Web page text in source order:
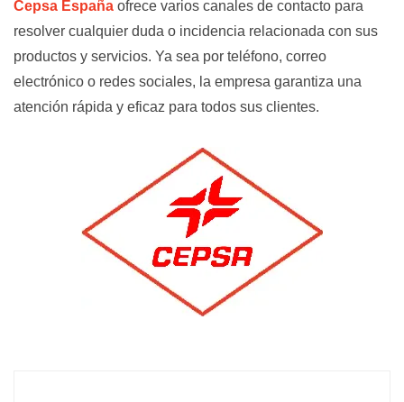
Cepsa España ofrece varios canales de contacto para
resolver cualquier duda o incidencia relacionada con sus
productos y servicios. Ya sea por teléfono, correo
electrónico o redes sociales, la empresa garantiza una
atención rápida y eficaz para todos sus clientes.